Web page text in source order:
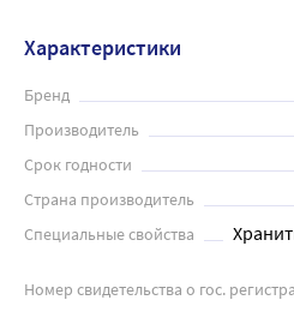
количеством этого витамина,
элементом для здоровья и
сахара, данный препарат
уровень глюкозы в крови и не
идеально подходит для
периоды, когда организм
защите и поддержке.
Характеристики
Бренд
Производитель
Срок годности
Страна производитель
Специальные свойства
Номер свидетельства о гос.